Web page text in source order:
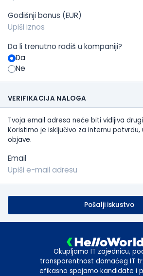
Godišnji bonus (EUR)
Da li trenutno radiš u kompaniji?
Da
Ne
VERIFIKACIJA NALOGA
Tvoja email adresa neće biti vidljiva
Koristimo je isključivo za internu potvrdu,
objave.
Email
Pošalji iskustvo
Okupljamo IT zajednicu,
transparentnost domaćeg IT
efikasno spajamo kandidate i